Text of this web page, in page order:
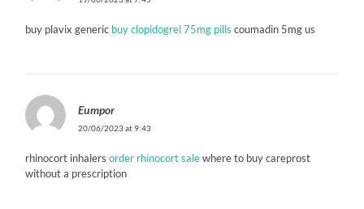
buy plavix generic buy clopidogrel 75mg pills coumadin 5mg us
Eumpor
20/06/2023 at 9:43
rhinocort inhalersorder rhinocort salewhere to buy careprost
without a prescription